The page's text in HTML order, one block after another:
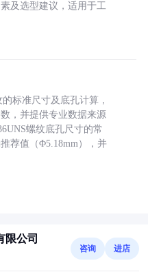
及选型建议，适用于工
标准尺寸及底孔计算，
，并提供专业数据来源
螺纹底孔尺寸的常
荐值（Φ5.18mm），并
限公司
咨询 进店